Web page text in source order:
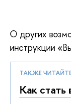
О других
инструкции
ТАКЖЕ
Как